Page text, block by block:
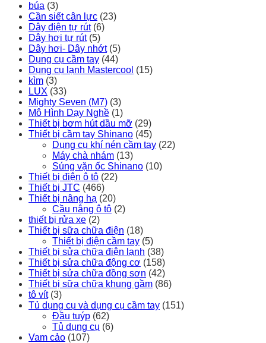
búa (3)
Cần siết cân lực (23)
Dây điện tự rút (6)
Dây hơi tự rút (5)
Dây hơi- Dây nhớt (5)
Dụng cụ cầm tay (44)
Dụng cụ lạnh Mastercool (15)
kìm (3)
LUX (33)
Mighty Seven (M7) (3)
Mô Hình Dạy Nghề (1)
Thiết bị bơm hút dầu mỡ (29)
Thiết bị cầm tay Shinano (45)
Dụng cụ khí nén cầm tay (22)
Máy chà nhám (13)
Súng vặn ốc Shinano (10)
Thiết bị điện ô tô (22)
Thiết bị JTC (466)
Thiết bị nâng hạ (20)
Cầu nâng ô tô (2)
thiết bị rửa xe (2)
Thiết bị sữa chữa điện (18)
Thiết bị điện cầm tay (5)
Thiết bị sửa chữa điện lạnh (38)
Thiết bị sửa chữa động cơ (158)
Thiết bị sửa chữa đồng sơn (42)
Thiết bị sữa chữa khung gầm (86)
tô vít (3)
Tủ dụng cụ và dụng cụ cầm tay (151)
Đầu tuýp (62)
Tủ dụng cụ (6)
Vam cảo (107)